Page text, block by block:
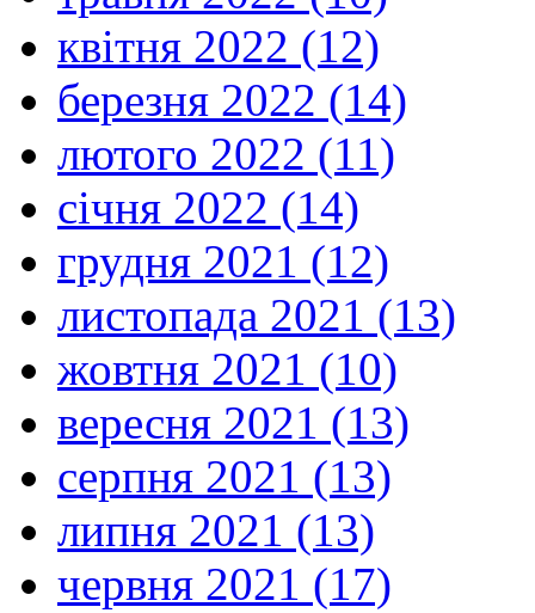
квітня 2022 (12)
березня 2022 (14)
лютого 2022 (11)
січня 2022 (14)
грудня 2021 (12)
листопада 2021 (13)
жовтня 2021 (10)
вересня 2021 (13)
серпня 2021 (13)
липня 2021 (13)
червня 2021 (17)